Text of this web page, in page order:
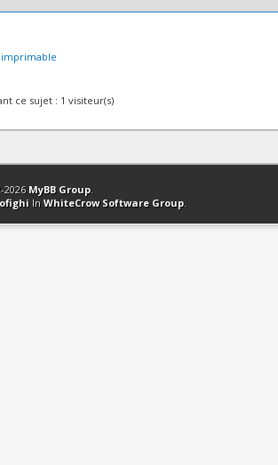
ce sujet : 1 visiteur(s)
Retourner en haut Version bas-débit
2026MyBB Group.
In WhiteCrow Software Group.